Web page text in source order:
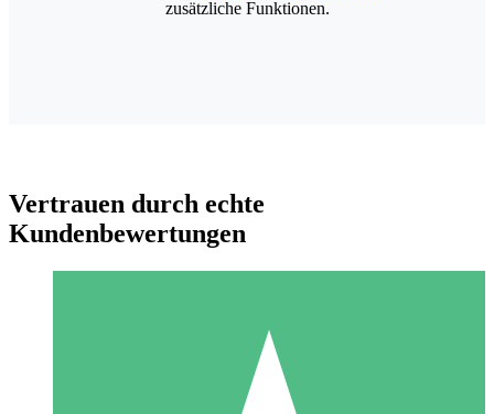
Individuelle Credit-Pakete
zusätzliche Funktionen.
Vertrauen durch echte
Kundenbewertungen